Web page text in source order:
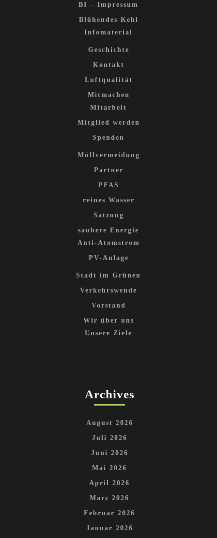
BI – Impressum
Blühendes Kehl
Infomaterial
Geschichte
Kontakt
Luftqualität
Mitmachen
Mitarbeit
Mitglied werden
Spenden
Müllvermeidung
Partner
PFAS
reines Wasser
Satzung
saubere Energie
Anti-Atomstrom
PV-Anlage
Stadt im Grünen
Verkehrswende
Vorstand
Wir über uns
Unsere Ziele
Archives
August 2026
Juli 2026
Juni 2026
Mai 2026
April 2026
März 2026
Februar 2026
Januar 2026